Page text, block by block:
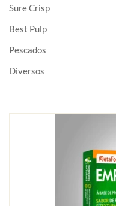
Sure Crisp
Best Pulp
Pescados
Diversos